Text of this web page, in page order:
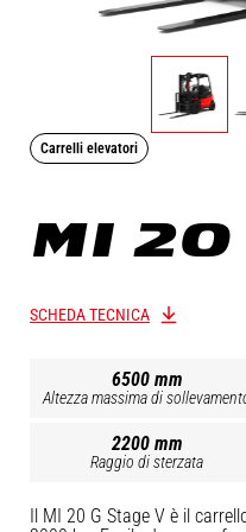
Carrelli elevatori
MI 20
SCHEDA TECNICA
6500 mm
Altezza massima di
2200 mm
Raggio di sterzata
Il MI 20 G Stage V è il